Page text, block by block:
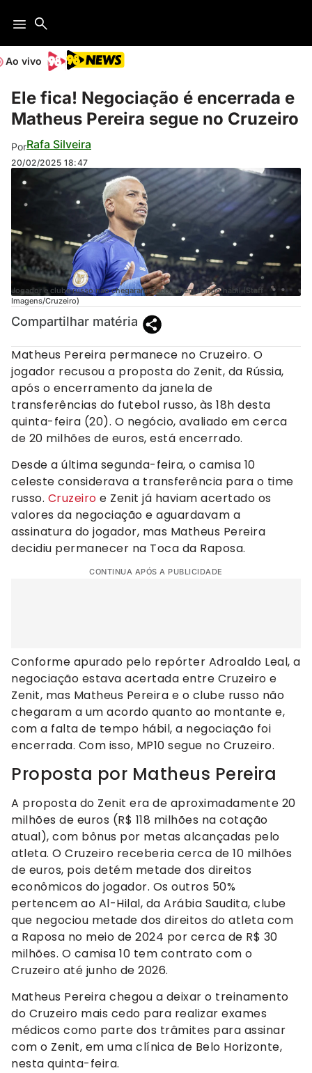
Ao vivo
Ele fica! Negociação é encerrada e
Matheus Pereira segue no Cruzeiro
PorRafa Silveira
20/02/2025 18:47
Jogador e clube russo não chegaram a acordo em tempo hábil (Staff
Imagens/Cruzeiro)
Compartilhar matéria
Matheus Pereira permanece no Cruzeiro. O
jogador recusou a proposta do Zenit, da Rússia,
após o encerramento da janela de
transferências do futebol russo, às 18h desta
quinta-feira (20). O negócio, avaliado em cerca
de 20 milhões de euros, está encerrado.
Desde a última segunda-feira, o camisa 10
celeste considerava a transferência para o time
russo. Cruzeiro e Zenit já haviam acertado os
valores da negociação e aguardavam a
assinatura do jogador, mas Matheus Pereira
decidiu permanecer na Toca da Raposa.
CONTINUA APÓS A PUBLICIDADE
Conforme apurado pelo repórter Adroaldo Leal, a
negociação estava acertada entre Cruzeiro e
Zenit, mas Matheus Pereira e o clube russo não
chegaram a um acordo quanto ao montante e,
com a falta de tempo hábil, a negociação foi
encerrada. Com isso, MP10 segue no Cruzeiro.
Proposta por Matheus Pereira
A proposta do Zenit era de aproximadamente 20
milhões de euros (R$ 118 milhões na cotação
atual), com bônus por metas alcançadas pelo
atleta. O Cruzeiro receberia cerca de 10 milhões
de euros, pois detém metade dos direitos
econômicos do jogador. Os outros 50%
pertencem ao Al-Hilal, da Arábia Saudita, clube
que negociou metade dos direitos do atleta com
a Raposa no meio de 2024 por cerca de R$ 30
milhões. O camisa 10 tem contrato com o
Cruzeiro até junho de 2026.
Matheus Pereira chegou a deixar o treinamento
do Cruzeiro mais cedo para realizar exames
médicos como parte dos trâmites para assinar
com o Zenit, em uma clínica de Belo Horizonte,
nesta quinta-feira.